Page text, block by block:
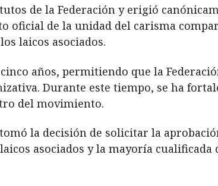
de la Federación y erigió
oficial de la unidad del carisma
laicos asociados.
años, permitiendo que la
Durante este tiempo, se ha
del movimiento.
la decisión de solicitar la
asociados y la mayoría cualificada